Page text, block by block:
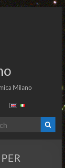
Milano